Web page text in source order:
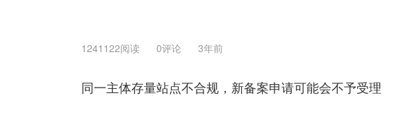
1241122阅读 0评论 3年前
同一主体存量站点不合规，新备案申请可能会不予受理